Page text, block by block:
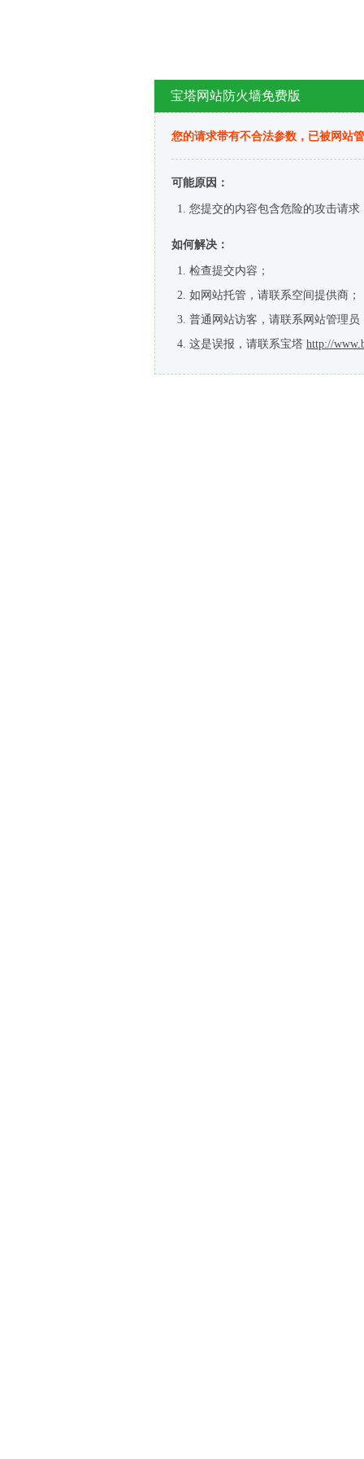
宝塔网站防火墙免费版
您的请求带有不合法参数，已被网站
可能原因：
您提交的内容包含危险的攻击请求
如何解决：
检查提交内容；
如网站托管，请联系空间提供商；
普通网站访客，请联系网站管理员
这是误报，请联系宝塔 http://